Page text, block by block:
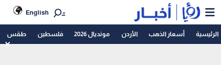
English
الرئيسية أسعار الذهب الأردن مونديال 2026 فلسطين طقس